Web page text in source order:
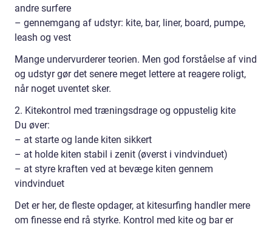
andre surfere
– gennemgang af udstyr: kite, bar, liner, board, pumpe,
leash og vest
Mange undervurderer teorien. Men god forståelse af vind
og udstyr gør det senere meget lettere at reagere roligt,
når noget uventet sker.
2. Kitekontrol med træningsdrage og oppustelig kite
Du øver:
– at starte og lande kiten sikkert
– at holde kiten stabil i zenit (øverst i vindvinduet)
– at styre kraften ved at bevæge kiten gennem
vindvinduet
Det er her, de fleste opdager, at kitesurfing handler mere
om finesse end rå styrke. Kontrol med kite og bar er